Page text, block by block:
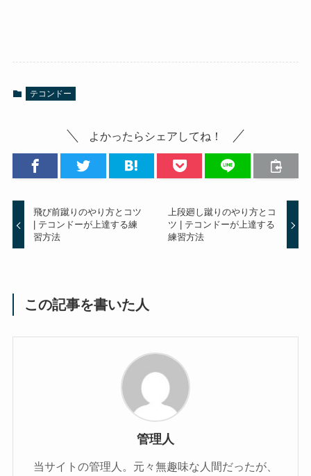
テコンドー
よかったらシェアしてね！
飛び前蹴りのやり方とコツ
| テコンドーが上達する練
習方法
上段廻し蹴りのやり方とコ
ツ | テコンドーが上達する
練習方法
この記事を書いた人
管理人
当サイトの管理人。元々無趣味な人間だったが、